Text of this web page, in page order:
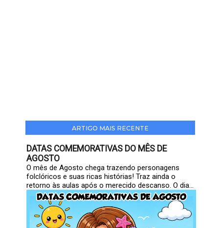
ARTIGO MAIS RECENTE
DATAS COMEMORATIVAS DO MÊS DE
AGOSTO
O mês de Agosto chega trazendo personagens
folclóricos e suas ricas histórias! Traz ainda o
retorno às aulas após o merecido descanso. O dia...